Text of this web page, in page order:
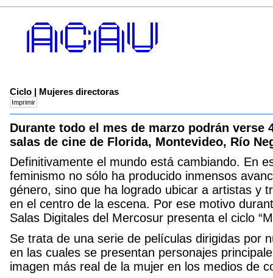
Ciclo | Mujeres directoras
Durante todo el mes de marzo podrán verse
salas de cine de Florida, Montevideo, Río
Definitivamente el mundo está cambiando. En
feminismo no sólo ha producido inmensos
género, sino que ha logrado ubicar a artistas y
en el centro de la escena. Por ese motivo
Salas Digitales del Mercosur presenta el ciclo
Se trata de una serie de películas dirigidas por
en las cuales se presentan personajes
imagen más real de la mujer en los medios de